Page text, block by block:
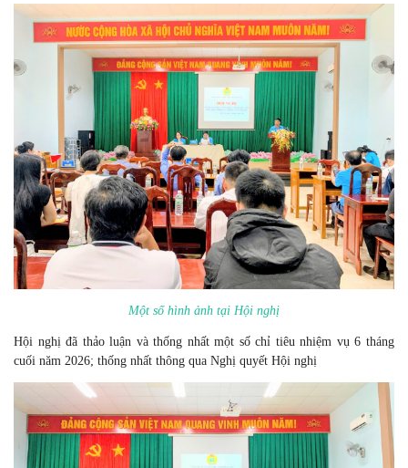
Một số hình ảnh tại Hội nghị
Hội nghịđã thảo luận và thống nhất một số chỉ tiêu nhiệm vụ 6 tháng
cuối năm 2026; thống nhất thông qua Nghị quyết Hội nghị